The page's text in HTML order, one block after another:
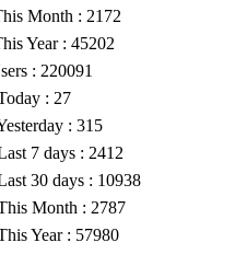
Month : 2172
Year : 45202
: 220091
: 27
: 315
7 days : 2412
30 days : 10938
Month : 2787
Year : 57980